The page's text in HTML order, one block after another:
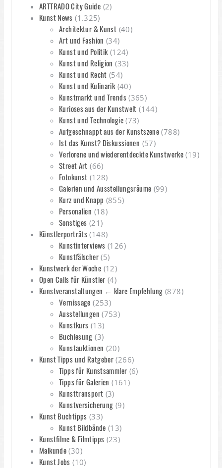
ARTTRADO City Guide (2)
Kunst News (1.325)
Architektur & Kunst (40)
Art und Fashion (34)
Kunst und Politik(124)
Kunst und Religion (33)
Kunst und Recht (54)
Kunst und Kulinarik(40)
Kunstmarkt und Trends(365)
Kurioses aus der Kunstwelt (144)
Kunst und Technologie(73)
Aufgeschnappt aus der Kunstszene (788)
Ist das Kunst? Diskussionen (57)
Verlorene und wiederentdeckte Kunstwerke (19)
Street Art (66)
Fotokunst (128)
Galerien und Ausstellungsräume (99)
Kurz und Knapp (855)
Personalien (18)
Sonstiges (21)
Künstlerporträts (148)
Kunstinterviews (126)
Kunstfälscher(5)
Kunstwerk der Woche (12)
Open Calls für Künstler (4)
Kunstveranstaltungen ← klare Empfehlung (878)
Vernissage (253)
Ausstellungen (753)
Kunstkurs (13)
Buchlesung (3)
Kunstauktionen (20)
Kunst Tipps und Ratgeber (266)
Tipps für Kunstsammler (6)
Tipps für Galerien (161)
Kunsttransport (3)
Kunstversicherung (9)
Kunst Buchtipps (33)
Kunst Bildbände (13)
Kunstfilme & Filmtipps (23)
Malkunde (30)
Kunst Jobs (10)